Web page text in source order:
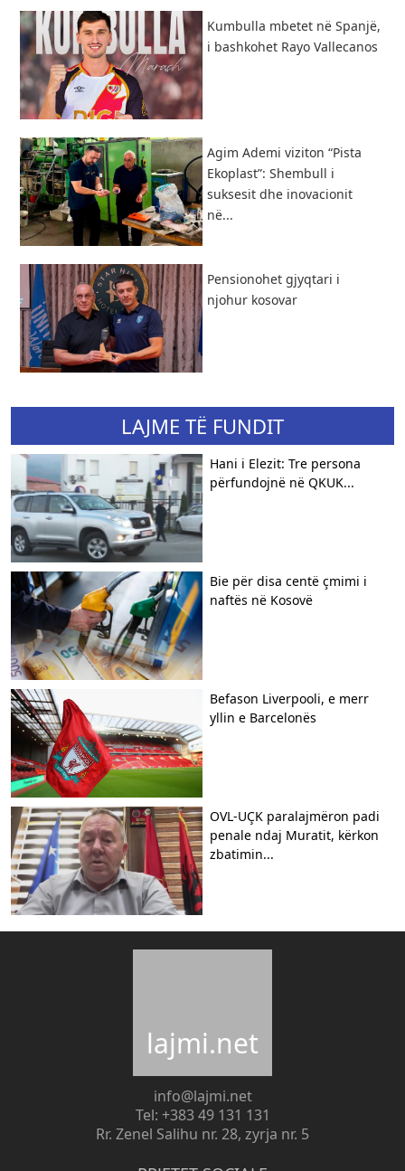
Kumbulla mbetet në Spanjë,
i bashkohet Rayo Vallecanos
Agim Ademi viziton “Pista
Ekoplast”: Shembull i
suksesit dhe inovacionit
në...
Pensionohet gjyqtari i
njohur kosovar
LAJME TË FUNDIT
Hani i Elezit: Tre persona
përfundojnë në QKUK...
Bie për disa centë çmimi i
naftës në Kosovë
Befason Liverpooli, e merr
yllin e Barcelonës
OVL-UÇK paralajmëron padi
penale ndaj Muratit, kërkon
zbatimin...
lajmi.net
info@lajmi.net
Tel: +383 49 131 131
Rr. Zenel Salihu nr. 28, zyrja nr. 5